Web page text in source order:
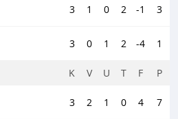
3 1 0 2 -1 3
3 0 1 2 -4 1
K V U T F P
3 2 1 0 4 7